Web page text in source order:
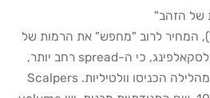
בין 9:00, 9:30 (פתיחת TASE), המחיר לרוב "מחפש" את הרמות של
אתמול. זו שעה מסוכנת מאוד לסקאלפינג, כי ה-spread רחב יותר,
הנזילות נמוכה יותר, ואירועים מהלילה הכניסו וולטיליות. Scalpers